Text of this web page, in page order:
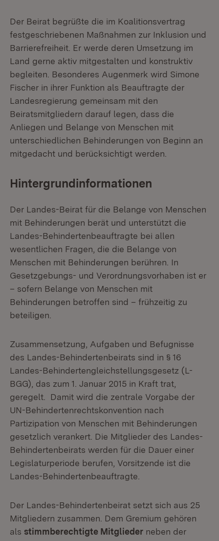
Der Beirat begrüßte die im Koalitionsvertrag
festgeschriebenen Maßnahmen zur Inklusion und
Barrierefreiheit. Er werde deren Umsetzung im
Land gerne aktiv mitgestalten und konstruktiv
begleiten. Besonderes Augenmerk wird Simone
Fischer in ihrer Funktion als Beauftragte der
Landesregierung gemeinsam mit den
Beiratsmitgliedern darauf legen, dass die
Anliegen und Belange von Menschen mit
unterschiedlichen Behinderungen von Beginn an
mitgedacht und berücksichtigt werden.
Hintergrundinformationen
Der Landes-Beirat für die Belange von Menschen
mit Behinderungen berät und unterstützt die
Landes-Behindertenbeauftragte bei allen
wesentlichen Fragen, die die Belange von
Menschen mit Behinderungen berühren. In
Gesetzgebungs- und Verordnungsvorhaben ist er
– sofern Belange von Menschen mit
Behinderungen betroffen sind – frühzeitig zu
beteiligen.
Zusammensetzung, Aufgaben und Befugnisse
des Landes-Behindertenbeirats sind in § 16
Landes-Behindertengleichstellungsgesetz (L-
BGG), das zum 1. Januar 2015 in Kraft trat,
geregelt. Damit wird die zentrale Vorgabe der
UN-Behindertenrechtskonvention nach
Partizipation von Menschen mit Behinderungen
gesetzlich verankert. Die Mitglieder des Landes-
Behindertenbeirats werden für die Dauer einer
Legislaturperiode berufen, Vorsitzende ist die
Landes-Behindertenbeauftragte.
Der Landes-Behindertenbeirat setzt sich aus 25
Mitgliedern zusammen. Dem Gremium gehören
als stimmberechtigte Mitglieder neben der